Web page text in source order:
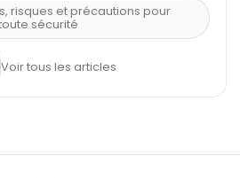
risques et précautions pour
sécurité
bracelet de pierre
et ses pierres
Voir tous les articles